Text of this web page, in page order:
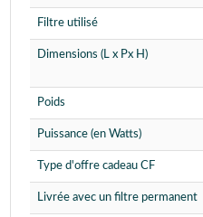
Filtre utilisé
Dimensions (L x Px H)
Poids
Puissance (en Watts)
Type d'offre cadeau CF
Livrée avec un filtre permanent